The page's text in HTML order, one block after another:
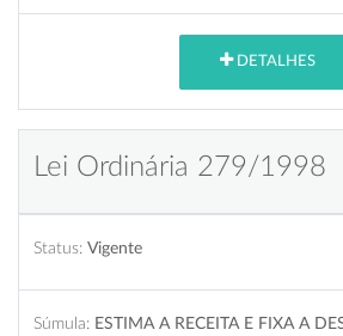
DETALHES
Lei Ordinária 279/1998
Status: Vigente
Súmula: ESTIMA A RECEITA E FIXA A